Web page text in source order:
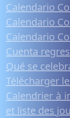
Calendario
Calendario
Calendario
Cuenta
Qué se
Télécharger
Calendrier à
et liste des